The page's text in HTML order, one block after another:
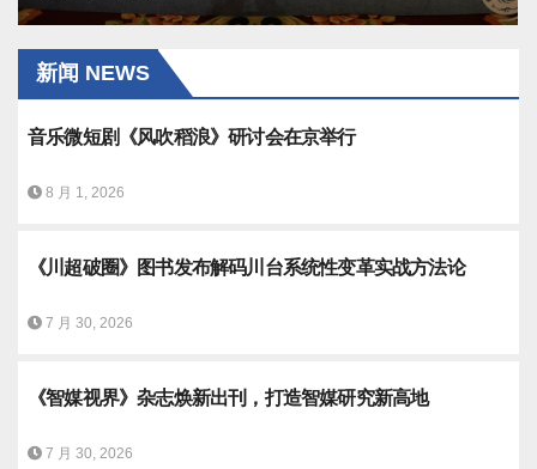
新闻 NEWS
音乐微短剧《风吹稻浪》研讨会在京举行
8 月 1, 2026
《川超破圈》图书发布解码川台系统性变革实战方法论
7 月 30, 2026
《智媒视界》杂志焕新出刊，打造智媒研究新高地
7 月 30, 2026